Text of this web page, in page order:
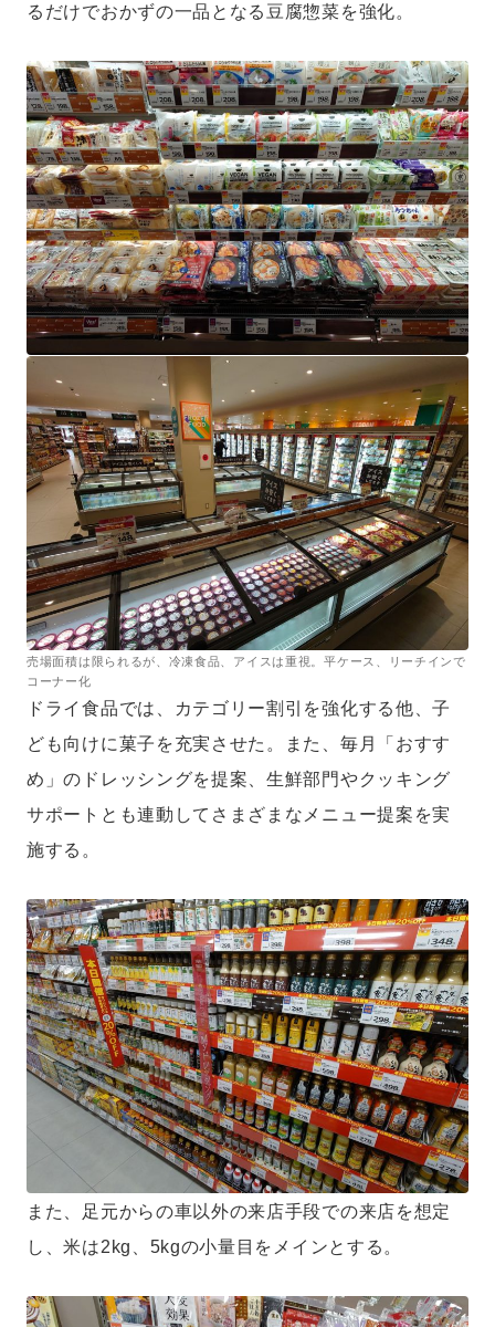
るだけでおかずの一品となる豆腐惣菜を強化。
売場面積は限られるが、冷凍食品、アイスは重視。平ケース、リーチインで
コーナー化
ドライ食品では、カテゴリー割引を強化する他、子
ども向けに菓子を充実させた。また、毎月「おすす
め」のドレッシングを提案、生鮮部門やクッキング
サポートとも連動してさまざまなメニュー提案を実
施する。
また、足元からの車以外の来店手段での来店を想定
し、米は2kg、5kgの小量目をメインとする。